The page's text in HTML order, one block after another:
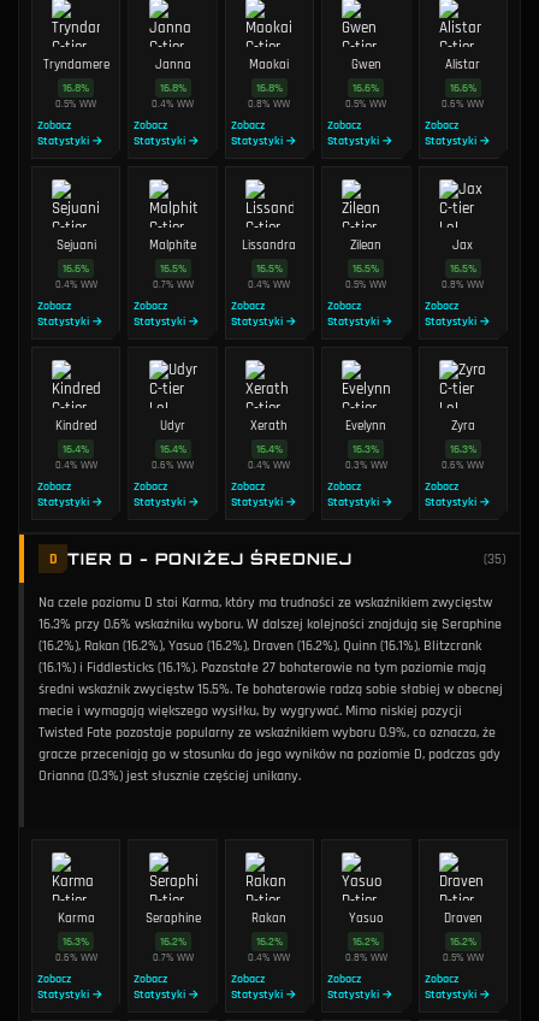
Tryndamere
16.8%
0.5%WW
Zobacz
Statystyki →
Janna
16.8%
0.4%WW
Zobacz
Statystyki →
Maokai
16.8%
0.8%WW
Zobacz
Statystyki →
Gwen
16.6%
0.5%WW
Zobacz
Statystyki →
Alistar
16.6%
0.6%WW
Zobacz
Statystyki →
Sejuani
16.6%
0.4% WW
Zobacz
Statystyki →
Malphite
16.5%
0.7% WW
Zobacz
Statystyki →
Lissandra
16.5%
0.4%WW
Zobacz
Statystyki →
Zilean
16.5%
0.5%WW
Zobacz
Statystyki →
Jax
16.5%
0.8%WW
Zobacz
Statystyki →
Kindred
16.4%
0.4% WW
Zobacz
Statystyki →
Udyr
16.4%
0.6%WW
Zobacz
Statystyki →
Xerath
16.4%
0.4%WW
Zobacz
Statystyki →
Evelynn
16.3%
0.3% WW
Zobacz
Statystyki →
Zyra
16.3%
0.6%WW
Zobacz
Statystyki →
D TIER D - PONIŻEJ ŚREDNIEJ (35)
Na czele poziomu D stoi Karma, który ma trudności ze wskaźnikiem zwycięstw
16.3% przy 0.6% wskaźniku wyboru. W dalszej kolejności znajdują się Seraphine
(16.2%), Rakan (16.2%), Yasuo (16.2%), Draven (16.2%), Quinn (16.1%), Blitzcrank
(16.1%) i Fiddlesticks (16.1%). Pozostałe 27 bohaterowie na tym poziomie mają
średni wskaźnik zwycięstw 15.5%. Te bohaterowie radzą sobie słabiej w obecnej
mecie i wymagają większego wysiłku, by wygrywać. Mimo niskiej pozycji
Twisted Fate pozostaje popularny ze wskaźnikiem wyboru 0.9%, co oznacza, że
gracze przeceniają go w stosunku do jego wyników na poziomie D, podczas gdy
Orianna (0.3%) jest słusznie częściej unikany.
Karma
16.3%
0.6% WW
Zobacz
Statystyki →
Seraphine
16.2%
0.7% WW
Zobacz
Statystyki →
Rakan
16.2%
0.4%WW
Zobacz
Statystyki →
Yasuo
16.2%
0.8% WW
Zobacz
Statystyki →
Draven
16.2%
0.5% WW
Zobacz
Statystyki →